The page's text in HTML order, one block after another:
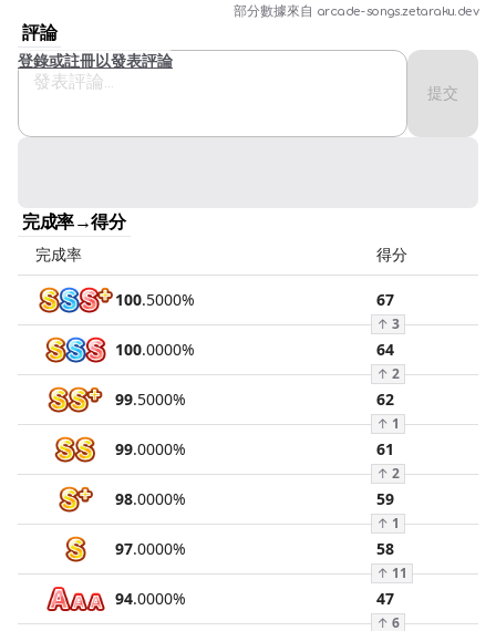
部分數據來自 arcade-songs.zetaraku.dev
評論
提交
登錄或註冊以發表評論
完成率→得分
完成率 得分
100.5000% 67
↑ 3
100.0000% 64
↑ 2
99.5000% 62
↑ 1
99.0000% 61
↑ 2
98.0000% 59
↑ 1
97.0000% 58
↑ 11
94.0000% 47
↑ 6